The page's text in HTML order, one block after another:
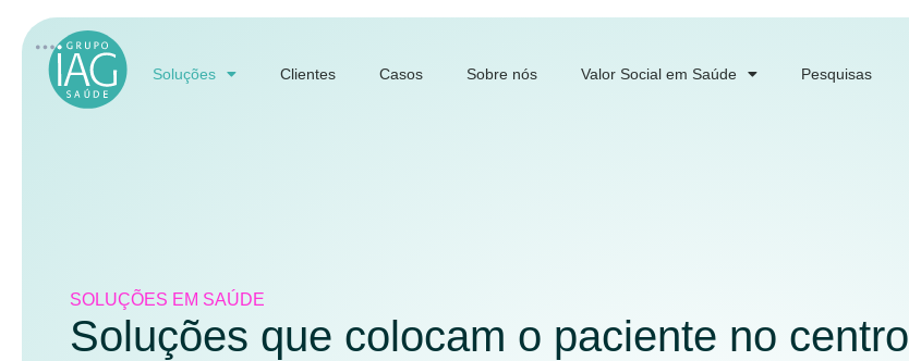
Soluções Clientes Casos Sobre nós Valor Social em Saúde Pesquisas
SOLUÇÕES EM SAÚDE
Soluções que colocam o paciente no centro